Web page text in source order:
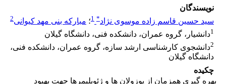
نویسندگان
سید حسین قاسم زاده موسوی نژاد*
1؛ مبارکه بنی مهد کیوانی2
1دانشیار، گروه عمران، دانشکده فنی، دانشگاه گیلان
2دانشجوی کارشناسی ارشد سازه، گروه عمران، دانشکده فنی،
دانشگاه گیلان
چکیده
بهره گیری همزمان از پوزولان ها و ژئوپلیمرها جهت بهبود